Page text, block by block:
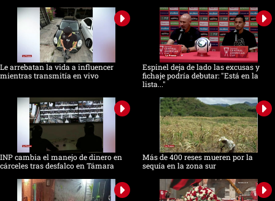
Le arrebatan la vida a influencer
mientras transmitía en vivo
Espinel deja de lado las excusas y
fichaje podría debutar: "Está en la
lista..."
INP cambia el manejo de dinero en
cárceles tras desfalco en Támara
Más de 400 reses mueren por la
sequía en la zona sur